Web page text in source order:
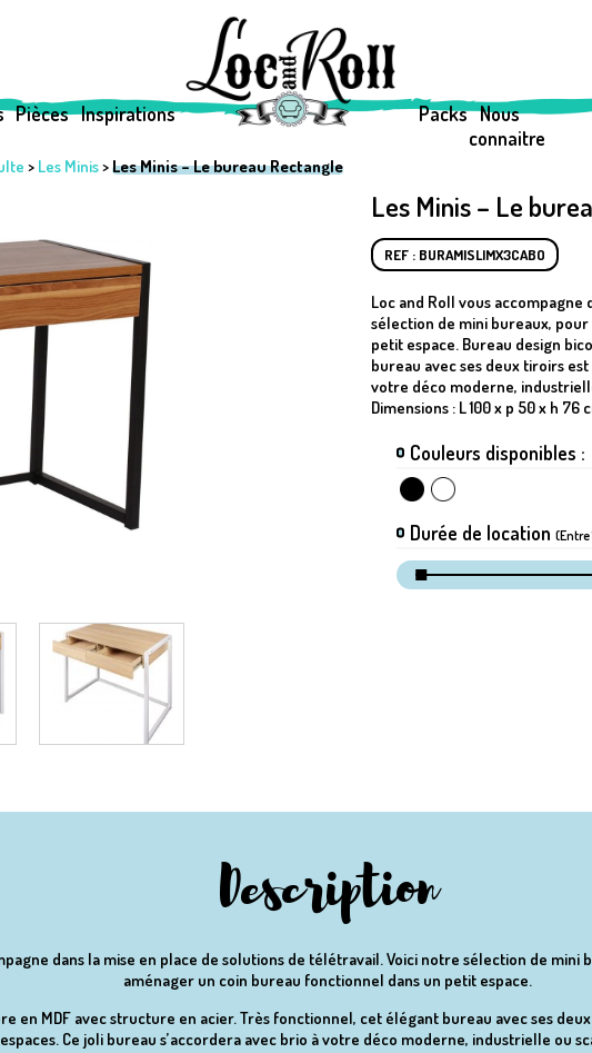
Pièces Inspirations Packs Nous
connaitre
> Les Minis>Les Minis – Le bureau Rectangle
Les Minis – Le
REF : BURAMISLIMX3CABO
Loc and Roll vous
sélection de mini bureaux,
petit espace. Bureau design
bureau avec ses deux tiroirs
votre déco moderne,
Dimensions : L 100 x p 50 x h 76
Couleurs disponibles :
Durée de location(Entre
Description
dans la mise en place de solutions de télétravail. Voici notre sélection de mini
aménager un coin bureau fonctionnel dans un petit espace.
en MDF avec structure en acier. Très fonctionnel, cet élégant bureau avec ses
espaces. Ce joli bureau s’accordera avec brio à votre déco moderne, industrielle ou